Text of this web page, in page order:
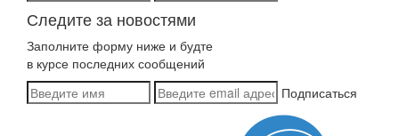
Следите за новостями
Заполните форму ниже и будте
в курсе последних сообщений
Подписаться